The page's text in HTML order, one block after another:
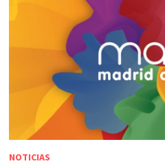
NOTICIAS